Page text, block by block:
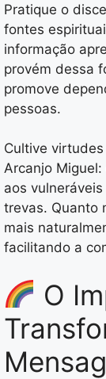
Pratique o
fontes
informação
provém dessa
promove
pessoas.
Cultive
Arcanjo
aos
trevas. Quanto
mais
facilitando a
O